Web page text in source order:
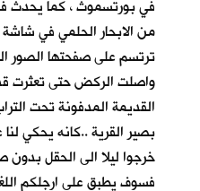
في بورتسموث ، كما يحدث
من الابحار الحلمي في
ترتسم على صفحتها الصور
واصلت الركض حتى تعثرت
القديمة المدفونة تحت
بصير القرية ..كانه يحكي
خرجوا ليلا الى الحقل
فسوف يطبق على ارجلكم